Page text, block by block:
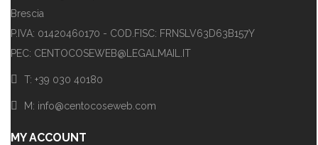
Brescia
P.IVA: 01420460170 - COD.FISC: FRNSLV63D63B157Y
PEC: CENTOCOSEWEB@LEGALMAIL.IT
T: +39 030 40180
M: info@centocoseweb.com
MY ACCOUNT